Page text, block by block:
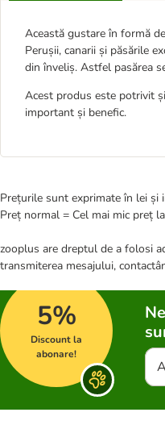
Această gustare în formă
Perușii, canarii și păsările
din înveliș. Astfel pasărea
Acest produs este potrivit
important și benefic.
Prețurile sunt exprimate în lei și
Preț normal = Cel mai mic preț
zooplus are dreptul de a folosi
transmiterea mesajului,
5%
Discount la
abonare!